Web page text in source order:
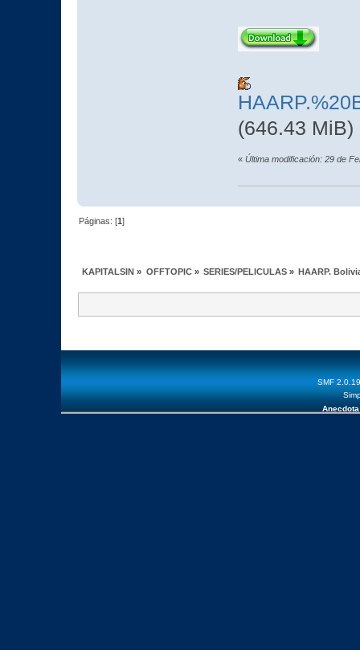
(646.43 MiB)
« Última modificación: 29 de
Páginas: [1]
KAPITALSIN » OFFTOPIC» SERIES/PELICULAS» HAARP.
SMF 2.0.19
Anecdota